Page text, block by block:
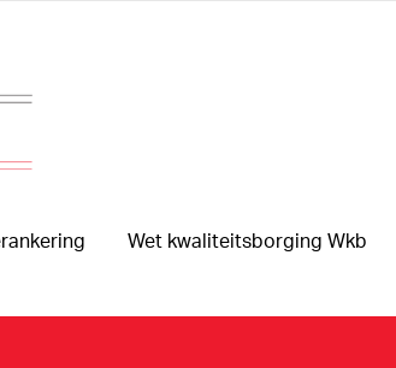
Wet kwaliteitsborging Wkb